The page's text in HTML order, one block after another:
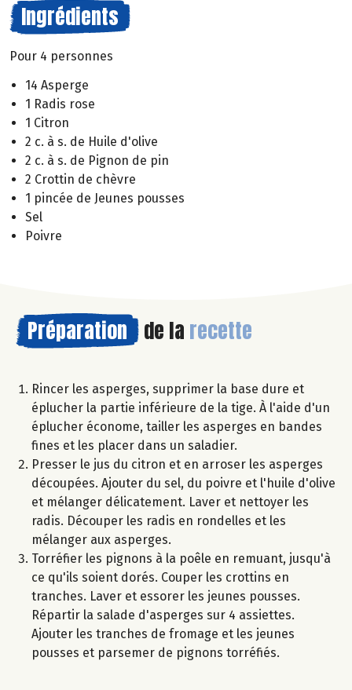
Ingrédients
Pour 4 personnes
14 Asperge
1 Radis rose
1 Citron
2 c. à s. de Huile d'olive
2 c. à s. de Pignon de pin
2 Crottin de chèvre
1 pincée de Jeunes pousses
Sel
Poivre
Préparation de la recette
Rincer les asperges, supprimer la base dure et
éplucher la partie inférieure de la tige. À l'aide d'un
éplucher économe, tailler les asperges en bandes
fines et les placer dans un saladier.
Presser le jus du citron et en arroser les asperges
découpées. Ajouter du sel, du poivre et l'huile d'olive
et mélanger délicatement. Laver et nettoyer les
radis. Découper les radis en rondelles et les
mélanger aux asperges.
Torréfier les pignons à la poêle en remuant, jusqu'à
ce qu'ils soient dorés. Couper les crottins en
tranches. Laver et essorer les jeunes pousses.
Répartir la salade d'asperges sur 4 assiettes.
Ajouter les tranches de fromage et les jeunes
pousses et parsemer de pignons torréfiés.